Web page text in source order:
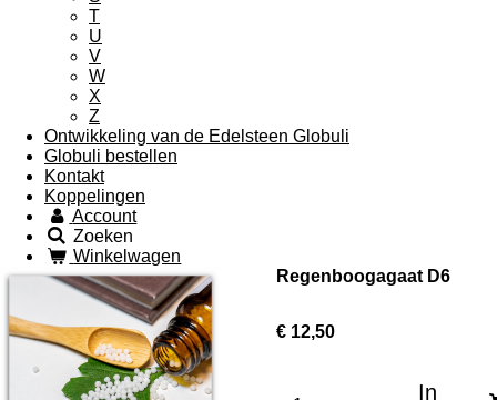
T
U
V
W
X
Z
Ontwikkeling van de Edelsteen Globuli
Globuli bestellen
Kontakt
Koppelingen
Account
Zoeken
Winkelwagen
Regenboogagaat D6
€ 12,50
In